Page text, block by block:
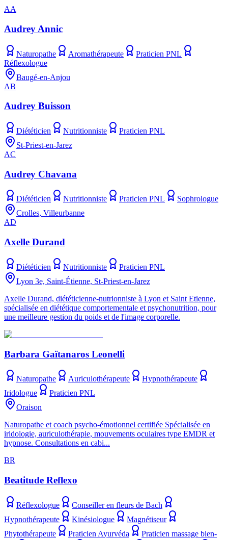
AA
Audrey Annic
Naturopathe Aromathérapeute
Praticien PNL
Réflexologue
Baugé-en-Anjou
AB
Audrey Buisson
Diététicien Nutritionniste
Praticien PNL
St-Priest-en-Jarez
AC
Audrey Chavana
Diététicien Nutritionniste Praticien PNL
Sophrologue
Crolles, Villeurbanne
AD
Axelle Durand
Diététicien Nutritionniste
Praticien PNL
Lyon 3e, Saint-Étienne, St-Priest-en-Jarez
Axelle Durand, diététicienne-nutrionniste à Lyon et Saint Etienne,
spécialisée en diététique comportementale et psychonutrition, pour
une meilleure gestion du poids et de l'image corporelle.
Barbara Gaïtanaros Leonelli
Naturopathe Auriculothérapeute
Hypnothérapeute
Iridologue
Praticien PNL
Oraison
Naturopathe et coach psycho-émotionnel certifiée Spécialisée en
iridologie, auriculothérapie, mouvements oculaires type EMDR et
hypnose. Consultations en cabi...
BR
Beatitude Reflexo
Réflexologue
Conseiller en fleurs de Bach
Hypnothérapeute
Kinésiologue
Magnétiseur
Phytothérapeute
Praticien Ayurvéda
Praticien massage bien-